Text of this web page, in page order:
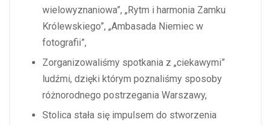
wielowyznaniowa”, „Rytm i harmonia Zamku
Królewskiego”, „Ambasada Niemiec w
fotografii”,
Zorganizowaliśmy spotkania z „ciekawymi”
ludźmi, dzięki którym poznaliśmy sposoby
różnorodnego postrzegania Warszawy,
Stolica stała się impulsem do stworzenia